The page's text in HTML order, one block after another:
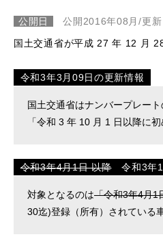
公開日
公開2016年08月/更
国土交通省が平成 27 年 12 月
令和3年3月09日の更新情報
国土交通省はナンバープレー
「令和 3 年 10 月 1 日以降に
令和3年4月1日 以降令和3年10
対象となるのは「令和3年4月1
30迄)登録（所有）されている